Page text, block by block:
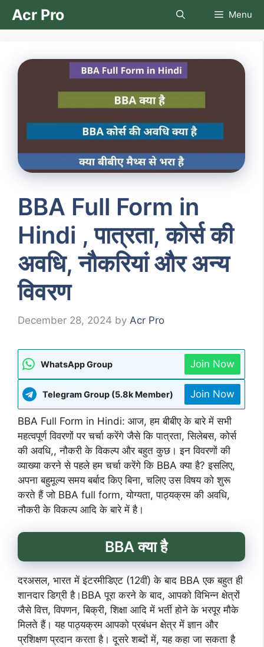
SkipAcr Pro Menu
BBA Full Form in
Hindi , पात्रता, कोर्स की
अवधि, नौकरियां और अन्य
विवरण
December 28, 2024 by Acr Pro
WhatsApp Group Join Now
Telegram Group (5.8k Member) Join Now
BBA Full Form in Hindi: आज, हम बीबीए के बारे में सभी
महत्वपूर्ण विवरणों पर चर्चा करेंगे जैसे कि पात्रता, सिलेबस, कोर्स
की अवधि,, नौकरी के विकल्प और बहुत कुछ। इन विवरणों की
व्याख्या करने से पहले हम चर्चा करेंगे कि BBA क्या है? इसलिए,
अपना बहुमूल्य समय बर्बाद किए बिना, चलिए उस विषय को शुरू
करते हैं जो BBA full form, योग्यता, पाठ्यक्रम की अवधि,
नौकरी के विकल्प आदि के बारे में है।
BBA क्या है
दरअसल, भारत में इंटरमीडिएट (12वीं) के बाद BBA एक बहुत ही
शानदार डिग्री है।BBA पूरा करने के बाद, आपको विभिन्न क्षेत्रों
जैसे वित्त, विपणन, बिक्री, शिक्षा आदि में भर्ती होने के भरपूर मौके
मिलते हैं। यह पाठ्यक्रम आपको प्रबंधन क्षेत्र में ज्ञान और
प्रशिक्षण प्रदान करता है। दूसरे शब्दों में, यह कहा जा सकता है